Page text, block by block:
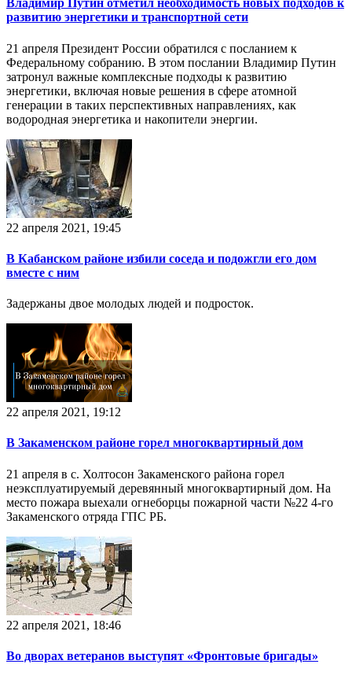
Владимир Путин отметил необходимость новых подходов к
развитию энергетики и транспортной сети
21 апреля Президент России обратился с посланием к
Федеральному собранию. В этом послании Владимир Путин
затронул важные комплексные подходы к развитию
энергетики, включая новые решения в сфере атомной
генерации в таких перспективных направлениях, как
водородная энергетика и накопители энергии.
22 апреля 2021, 19:45
В Кабанском районе избили соседа и подожгли его дом
вместе с ним
Задержаны двое молодых людей и подросток.
22 апреля 2021, 19:12
В Закаменском районе горел многоквартирный дом
21 апреля в с. Холтосон Закаменского района горел
неэксплуатируемый деревянный многоквартирный дом. На
место пожара выехали огнеборцы пожарной части №22 4-го
Закаменского отряда ГПС РБ.
22 апреля 2021, 18:46
Во дворах ветеранов выступят «Фронтовые бригады»